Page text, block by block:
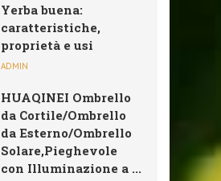
Yerba buena:
caratteristiche,
proprietà e usi
ADMIN
HUAQINEI Ombrello
da Cortile/Ombrello
da Esterno/Ombrello
Solare,Pieghevole
con Illuminazione a ...